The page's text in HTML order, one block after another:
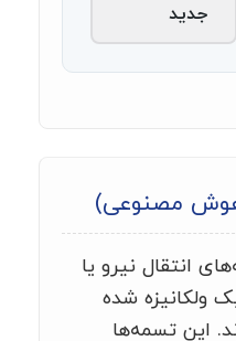
جدید
مصنوعی)
انتقال نیرو یا
ولکانیزه شده
این تسمه‌ها